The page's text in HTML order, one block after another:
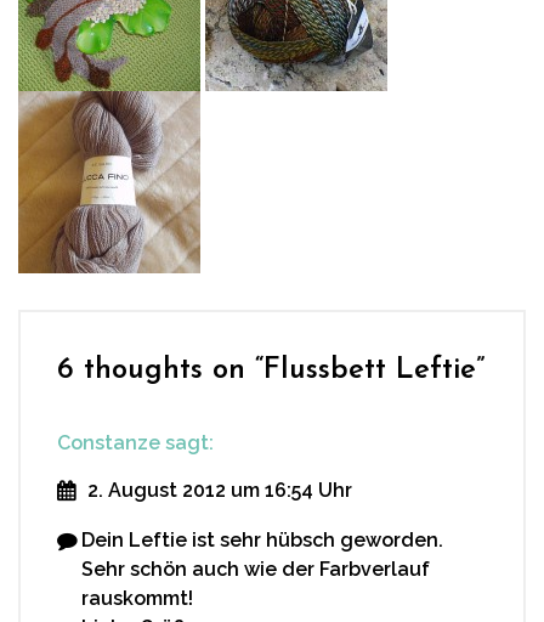
6 thoughts on “Flussbett Leftie”
Constanze sagt:
2. August 2012 um 16:54 Uhr
Dein Leftie ist sehr hübsch geworden.
Sehr schön auch wie der Farbverlauf
rauskommt!